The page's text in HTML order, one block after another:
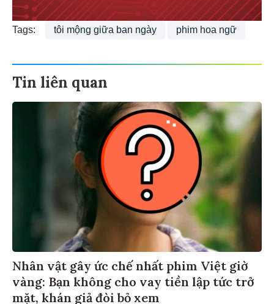
Tags: tôi mộng giữa ban ngày phim hoa ngữ
Tin liên quan
Nhân vật gây ức chế nhất phim Việt giờ
vàng: Bạn không cho vay tiền lập tức trở
mặt, khán giả đòi bỏ xem